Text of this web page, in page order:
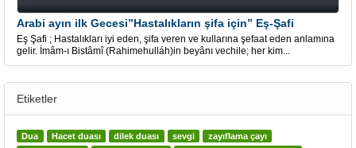
Arabi ayın ilk Gecesi”Hastalıkların şifa için” Eş-Şafi
Eş Şafi ; Hastalıkları iyi eden, şifa veren ve kullarına şefaat eden anlamına
gelir. İmâm-ı Bistâmî (Rahimehulláh)in beyânı vechile; her kim...
Etiketler
Dua Hacet duası dilek duası sevgi
zayıflama çayı